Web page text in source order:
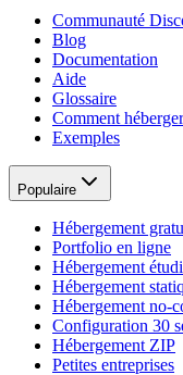
Communauté
Blog
Documentation
Aide
Glossaire
Comment
Exemples
Populaire
Hébergement
Portfolio en ligne
Hébergement
Hébergement
Hébergement no-
Configuration 30
Hébergement ZIP
Petites entreprises